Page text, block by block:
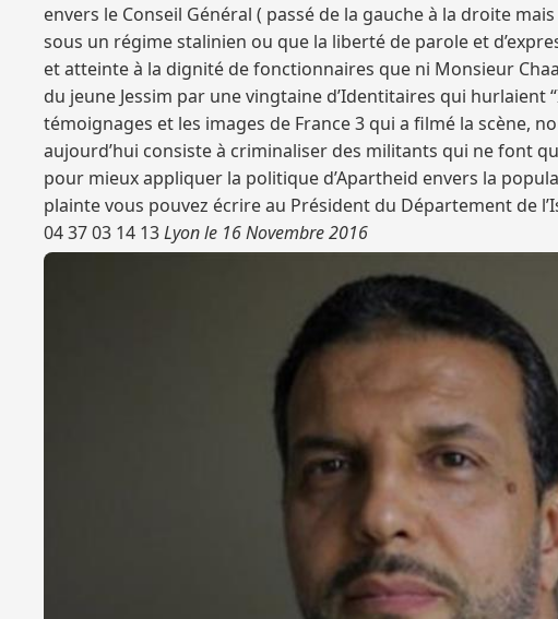
envers le Conseil Général ( passé de la gauche à la droite
sous un régime stalinien ou que la liberté de parole et
et atteinte à la dignité de fonctionnaires que ni Monsieur
du jeune Jessim par une vingtaine d’Identitaires qui hurlaient
témoignages et les images de France 3 qui a filmé la scène,
aujourd’hui consiste à criminaliser des militants qui ne font
pour mieux appliquer la politique d’Apartheid envers la
plainte vous pouvez écrire au Président du Département de
04 37 03 14 13Lyon le 16 Novembre 2016